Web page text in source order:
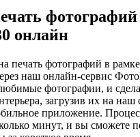
онлайн
печать фотографий в
наш онлайн-сервис
фотографии, и
загрузив их на наш
приложение.
минут, и вы сможете